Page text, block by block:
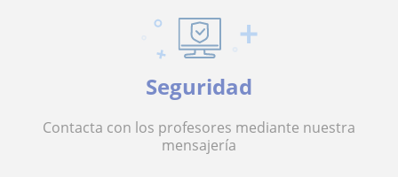
Seguridad
Contacta con los profesores mediante nuestra
mensajería